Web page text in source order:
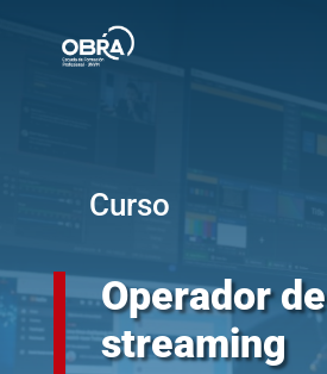
content
Curso
Operador de
streaming